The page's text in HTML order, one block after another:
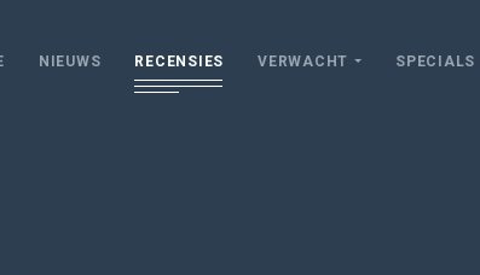
NIEUWS RECENSIES VERWACHT SPECIALS